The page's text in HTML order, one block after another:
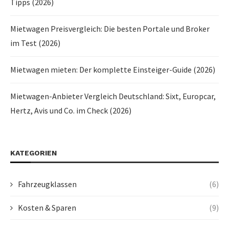
Tipps (2026)
Mietwagen Preisvergleich: Die besten Portale und Broker
im Test (2026)
Mietwagen mieten: Der komplette Einsteiger-Guide (2026)
Mietwagen-Anbieter Vergleich Deutschland: Sixt, Europcar,
Hertz, Avis und Co. im Check (2026)
KATEGORIEN
Fahrzeugklassen (6)
Kosten & Sparen (9)